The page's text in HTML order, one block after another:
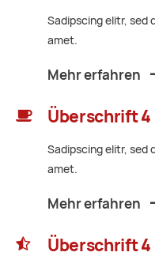
Sadipscing elitr, sed
amet.
Mehr erfahren
Überschrift 4
Sadipscing elitr, sed
amet.
Mehr erfahren
Überschrift 4